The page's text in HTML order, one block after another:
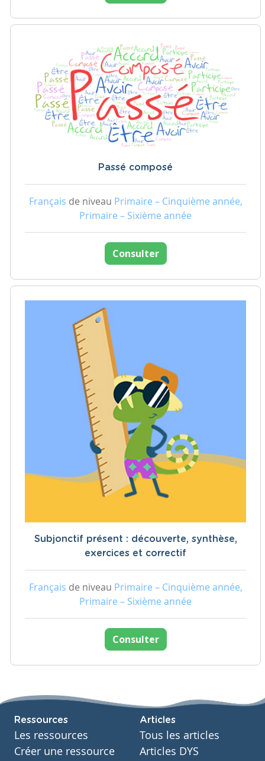
Passé composé
Français de niveau Primaire – Cinquième année,
Primaire – Sixième année
Consulter
Subjonctif présent : découverte, synthèse,
exercices et correctif
Français de niveau Primaire – Cinquième année,
Primaire – Sixième année
Consulter
Ressources
Les ressources
Créer une ressource
Articles
Tous les articles
Articles DYS